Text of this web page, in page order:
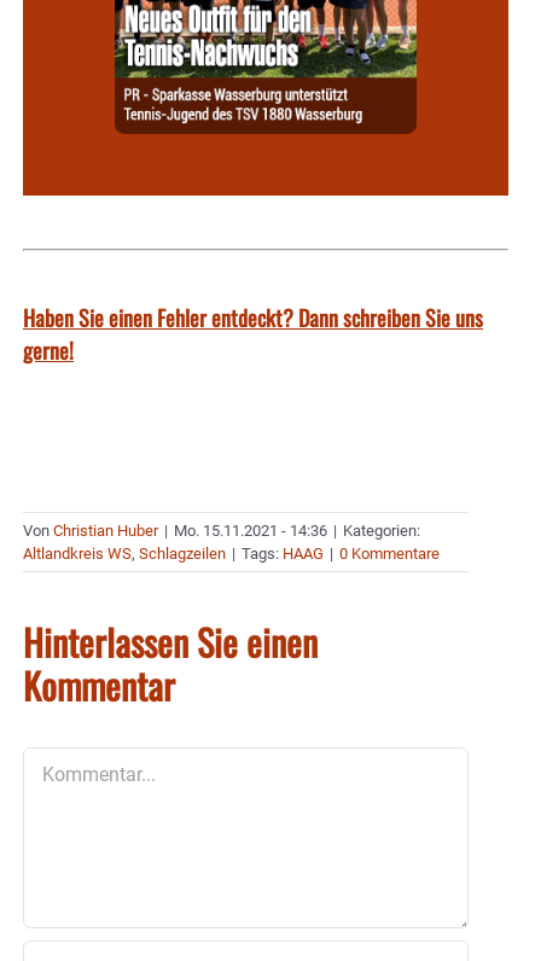
Haben Sie einen Fehler entdeckt? Dann schreiben Sie uns
gerne!
Von Christian Huber | Mo. 15.11.2021 - 14:36 | Kategorien:
Altlandkreis WS, Schlagzeilen | Tags: HAAG | 0 Kommentare
Hinterlassen Sie einen
Kommentar